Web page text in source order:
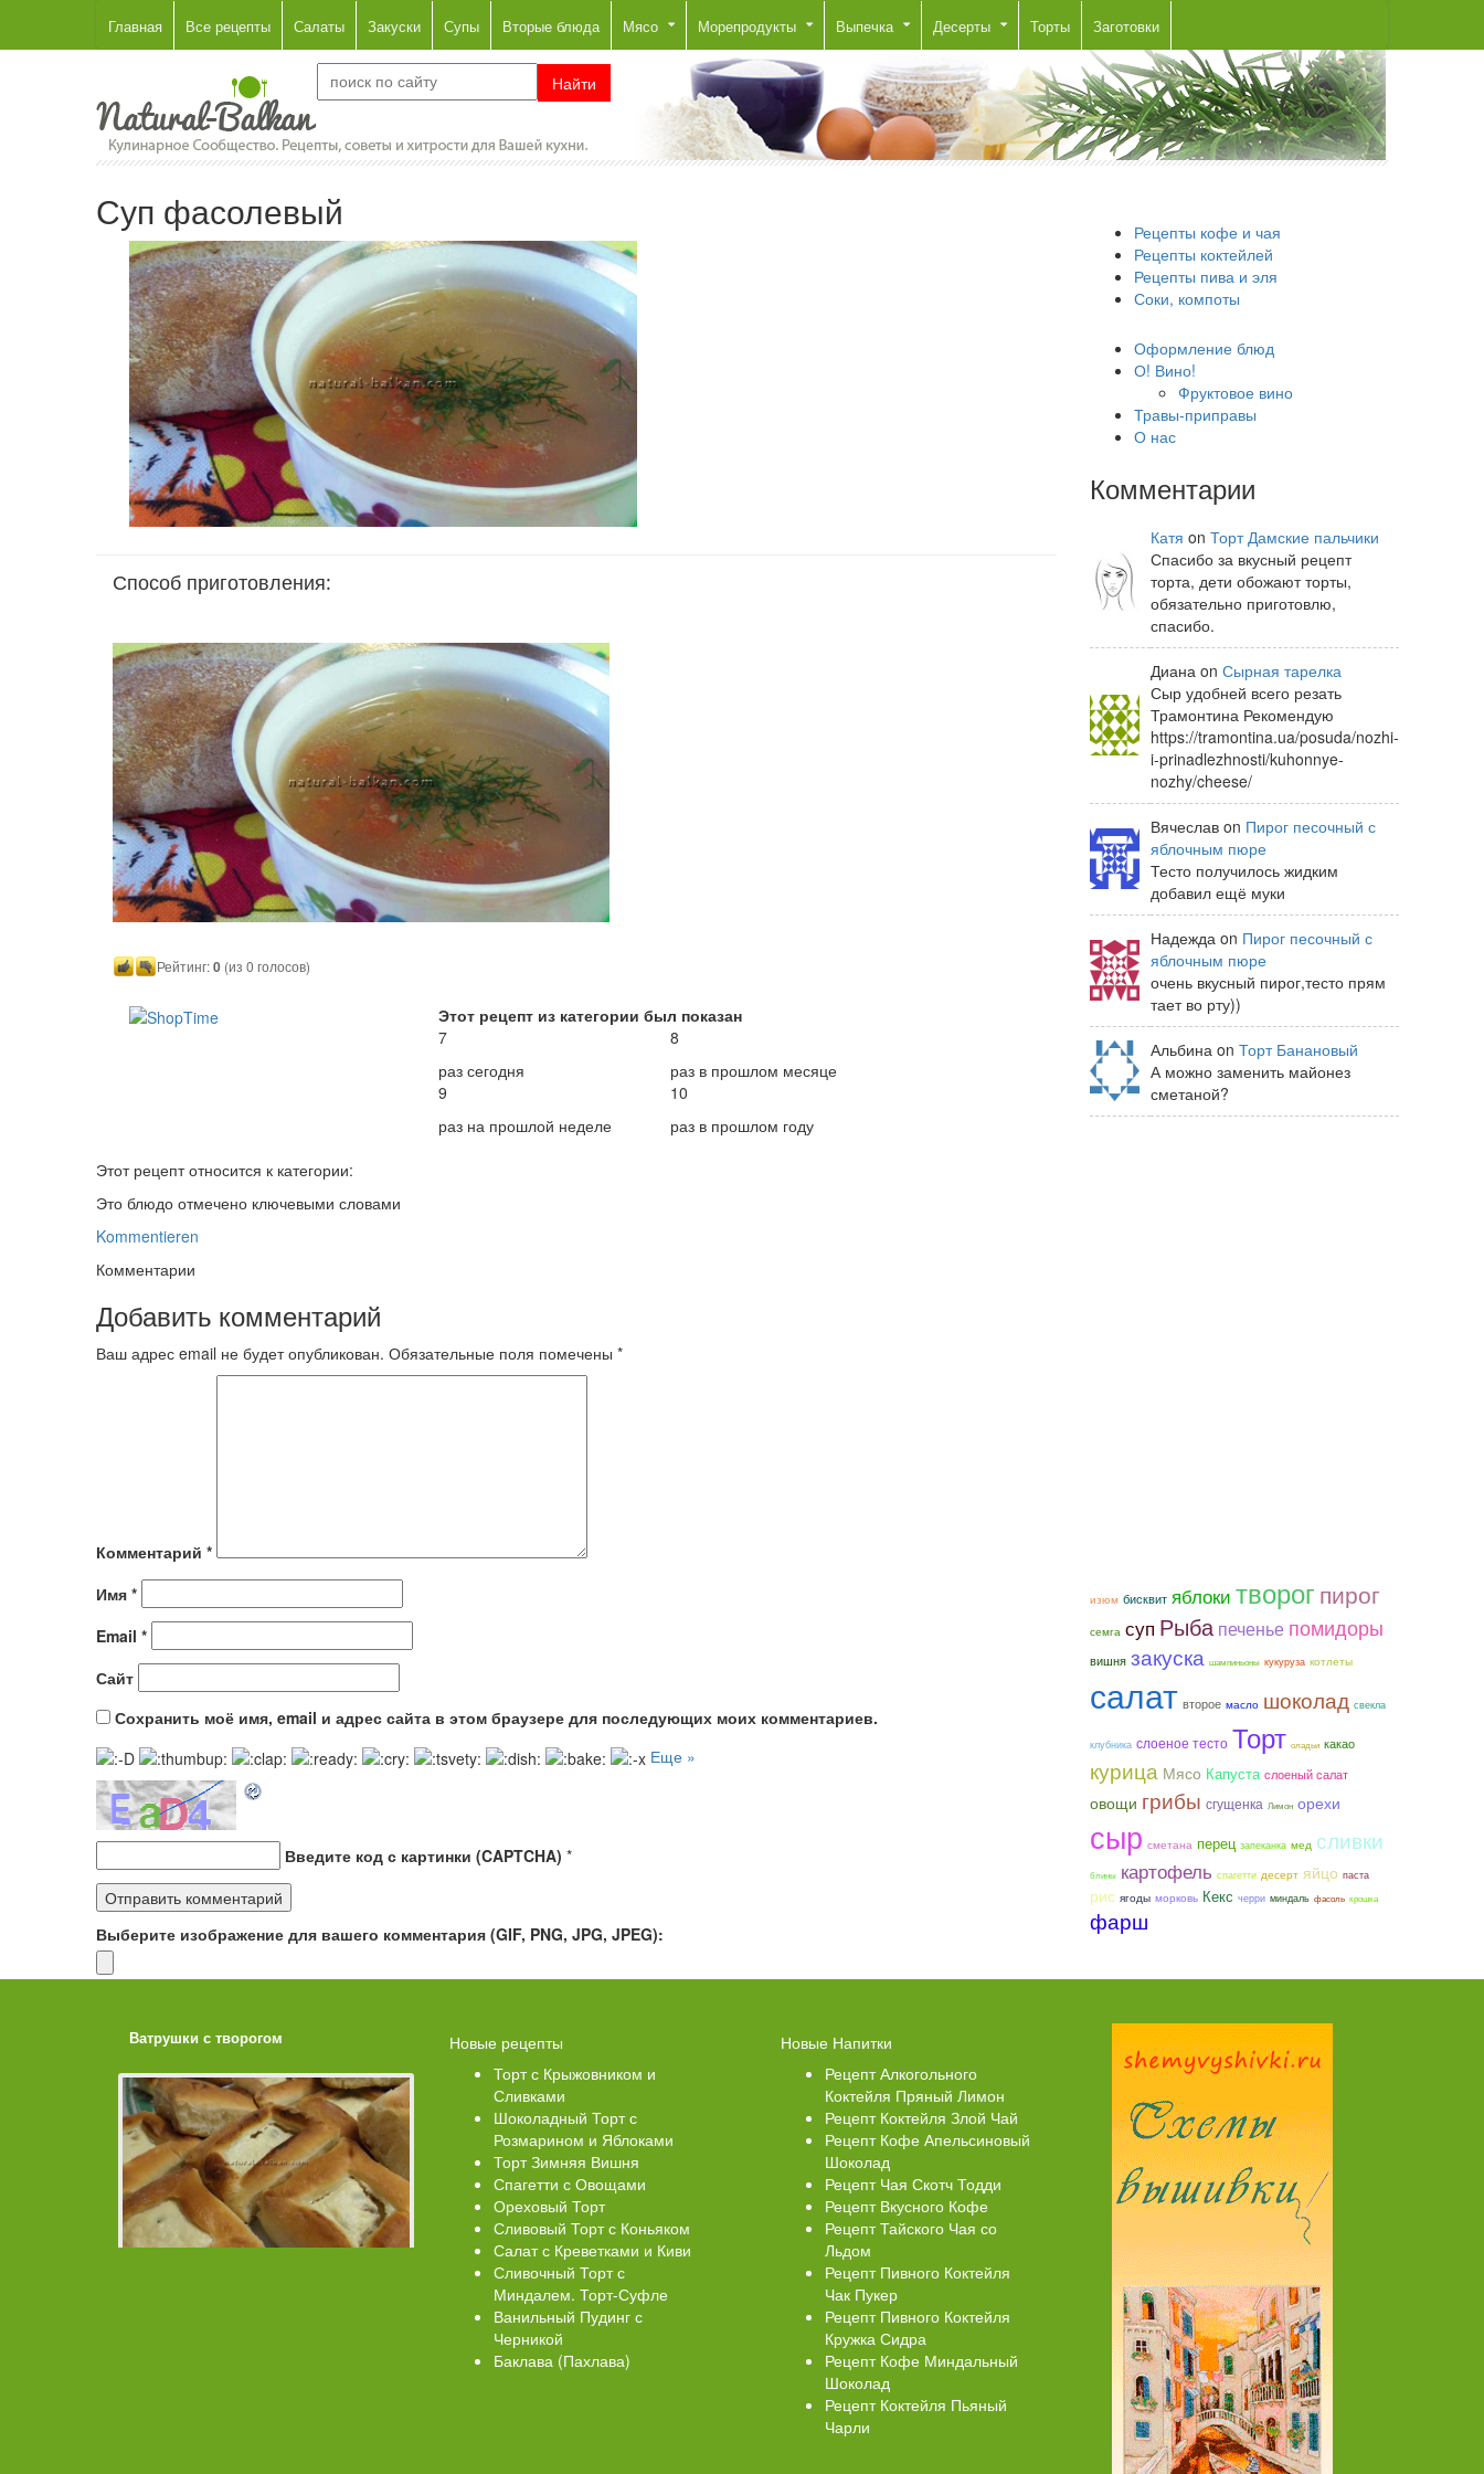
Главная Все рецепты Салаты Закуски Супы Вторые блюда Мясо Морепродукты Выпечка Десерты Торты Заготовки
Суп фасолевый
Способ приготовления:
Рейтинг:0 (из 0 голосов)
Этот рецепт из категории был показан
7
раз сегодня
8
раз в прошлом месяце
9
раз на прошлой неделе
10
раз в прошлом году
Этот рецепт относится к категории:
Это блюдо отмечено ключевыми словами
Kommentieren
Комментарии
Добавить комментарий
Ваш адрес email не будет опубликован. Обязательные поля помечены *
Комментарий *
Имя *
Email *
Сайт
Сохранить моё имя, email и адрес сайта в этом браузере для последующих моих комментариев.
Еще »
Введите код с картинки (CAPTCHA) *
Выберите изображение для вашего комментария (GIF, PNG, JPG, JPEG):
Рецепты кофе и чая
Рецепты коктейлей
Рецепты пива и эля
Соки, компоты
Оформление блюд
О! Вино!
Фруктовое вино
Травы-приправы
О нас
Комментарии
Катя on Торт Дамские пальчики
Спасибо за вкусный рецепт
торта, дети обожают торты,
обязательно приготовлю,
спасибо.
Диана on Сырная тарелка
Сыр удобней всего резать
Трамонтина Рекомендую
https://tramontina.ua/posuda/nozhi-
i-prinadlezhnosti/kuhonnye-
nozhy/cheese/
Вячеслав on Пирог песочный с
яблочным пюре
Тесто получилось жидким
добавил ещё муки
Надежда on Пирог песочный с
яблочным пюре
очень вкусный пирог,тесто прям
тает во рту))
Альбина on Торт Банановый
А можно заменить майонез
сметаной?
изюм бисквит яблоки творог пирог
семга суп Рыба печенье помидоры
вишня закуска шампиньоны кукуруза котлеты
салат второе масло шоколад свекла
клубника слоеное тесто Торт оладьи какао
курица Мясо Капуста слоеный салат
овощи грибы сгущенка Лимон орехи
сыр сметана перец запеканка мед сливки
блины картофель спагетти десерт яйцо паста
рис ягоды морковь Кекс черри миндаль фасоль крошка
фарш
Ватрушки с творогом Торт со Свеклой Торт Медовик Карамельный Пирог рыбный (с брюшками семги)
Новые рецепты
Торт с Крыжовником и
Сливками
Шоколадный Торт с
Розмарином и Яблоками
Торт Зимняя Вишня
Спагетти с Овощами
Ореховый Торт
Сливовый Торт с Коньяком
Салат с Креветками и Киви
Сливочный Торт с
Миндалем. Торт-Суфле
Ванильный Пудинг с
Черникой
Баклава (Пахлава)
Новые Напитки
Рецепт Алкогольного
Коктейля Пряный Лимон
Рецепт Коктейля Злой Чай
Рецепт Кофе Апельсиновый
Шоколад
Рецепт Чая Скотч Тодди
Рецепт Вкусного Кофе
Рецепт Тайского Чая со
Льдом
Рецепт Пивного Коктейля
Чак Пукер
Рецепт Пивного Коктейля
Кружка Сидра
Рецепт Кофе Миндальный
Шоколад
Рецепт Коктейля Пьяный
Чарли